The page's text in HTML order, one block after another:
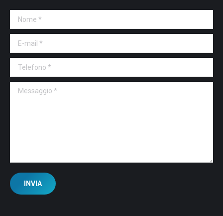
Nome *
E-mail *
Telefono *
Messaggio *
INVIA